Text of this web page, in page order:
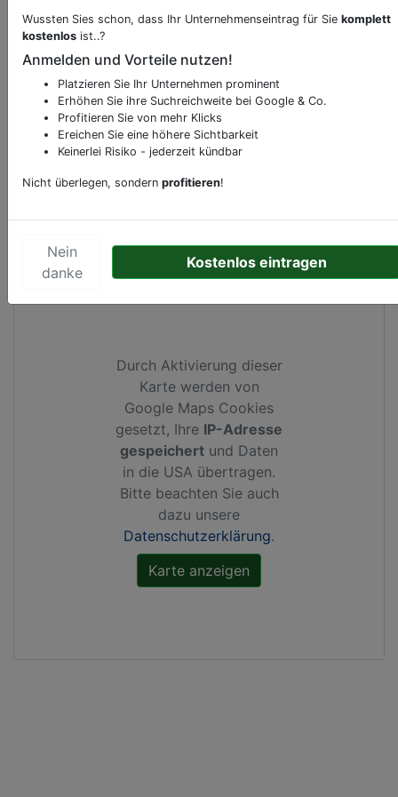
Beschreibung & Services von
Schnell-
Restaurant-Imbiss
Imbiss un abholen gerechte
Sie sind herzlig welkommen in unsere betrieb und
bei schones wetter auf unsere terrase
Kartenansicht Schoolstraat 19in Vlagtwedde
Durch Aktivierung dieser
Karte werden von
Google Maps Cookies
gesetzt, Ihre IP-Adresse
gespeichert und Daten
in die USA übertragen.
Bitte beachten Sie auch
dazu unsere
Datenschutzerklärung.
Wussten Sies schon, dass Ihr Unternehmenseintrag für Sie komplett
kostenlos ist..?
Anmelden und Vorteile nutzen!
Platzieren Sie Ihr Unternehmen prominent
Erhöhen Sie ihre Suchreichweite bei Google & Co.
Profitieren Sie von mehr Klicks
Ereichen Sie eine höhere Sichtbarkeit
Keinerlei Risiko - jederzeit kündbar
Nicht überlegen, sondern profitieren!
Nein
danke
Kostenlos eintragen